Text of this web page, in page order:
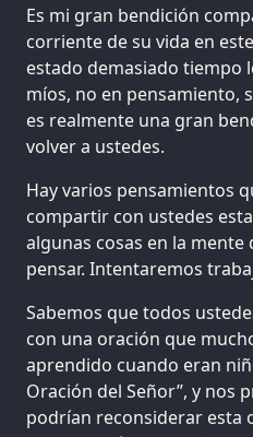
Es mi gran bendición
corriente de su vida en
estado demasiado tiempo
míos, no en pensamiento,
es realmente una gran
volver a ustedes.
Hay varios pensamientos
compartir con ustedes
algunas cosas en la mente
pensar. Intentaremos
Sabemos que todos
con una oración que
aprendido cuando eran
Oración del Señor”, y nos
podrían reconsiderar esta